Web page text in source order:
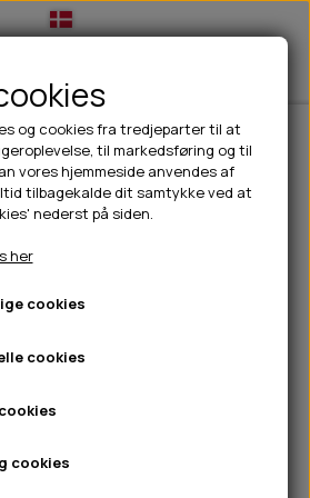
TIL HUND
VANDSKÅLE
CHICOPEE
GODBIDSTASKE
HALSBÅND
& SNACKS
🎾 LEGETØJ
ØRE, ØJE, POTER & NÆSE
& KOMFORT
HUNDEEJER
TERMOFLASKER
OG VANTER
PINEWOOD SALES
TIL KAT
TILBUD
NYHEDER
Fodertilskud D-tox
og cookies fra tredjeparter til at
til markedsføring og til
vores hjemmeside anvendes af
tilbagekalde dit samtykke ved at
nederst på siden.
her
cookies
cookies
cookies